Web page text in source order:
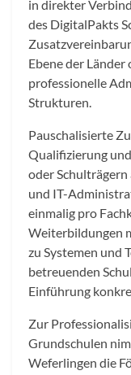
in direkter
des DigitalPakts
Ebene der
professionelle
Strukturen.
Pauschalisierte
Qualifizierung
oder
und IT-
einmalig pro
Weiterbildungen
zu Systemen und
betreuenden
Einführung
Zur
Grundschulen
Weferlingen die